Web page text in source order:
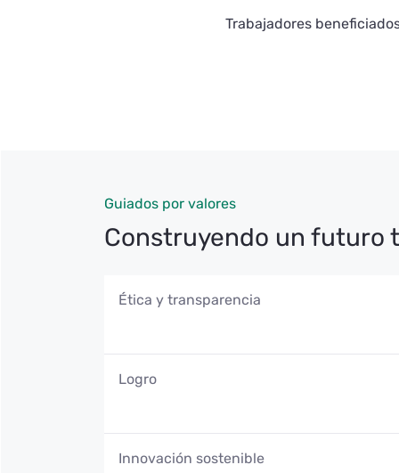
Trabajadores
Guiados por valores
Construyendo un futuro
Ética y transparencia
Actuamos con integridad, claridad y
decisión. Creemos que la confianza se
relacionamos.
Logro
Lideramos con determinación para
Innovación sostenible